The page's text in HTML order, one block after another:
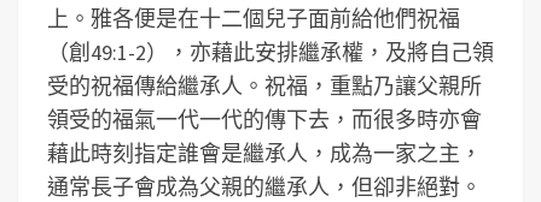
上。雅各便是在十二個兒子面前給他們祝福
（創49:1-2），亦藉此安排繼承權，及將自己領
受的祝福傳給繼承人。祝福，重點乃讓父親所
領受的福氣一代一代的傳下去，而很多時亦會
藉此時刻指定誰會是繼承人，成為一家之主，
通常長子會成為父親的繼承人，但卻非絕對。